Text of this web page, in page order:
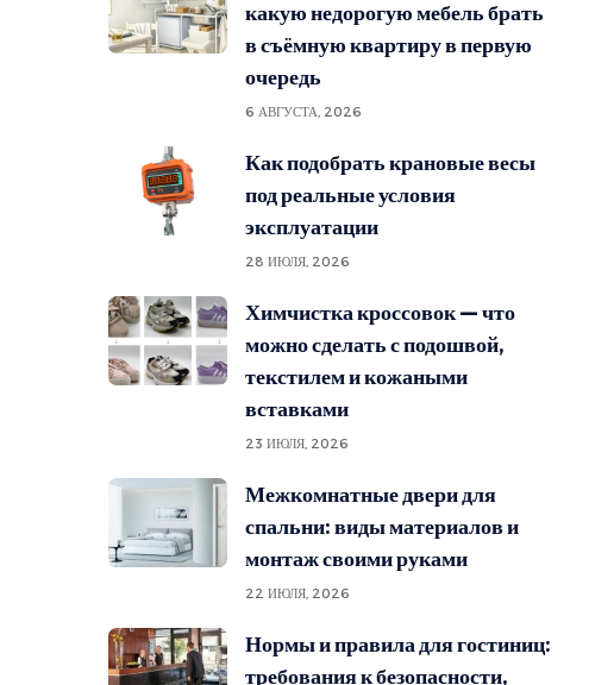
какую недорогую мебель брать
в съёмную квартиру в первую
очередь
6 АВГУСТА, 2026
Как подобрать крановые весы
под реальные условия
эксплуатации
28 ИЮЛЯ, 2026
Химчистка кроссовок — что
можно сделать с подошвой,
текстилем и кожаными
вставками
23 ИЮЛЯ, 2026
Межкомнатные двери для
спальни: виды материалов и
монтаж своими руками
22 ИЮЛЯ, 2026
Нормы и правила для гостиниц:
требования к безопасности,